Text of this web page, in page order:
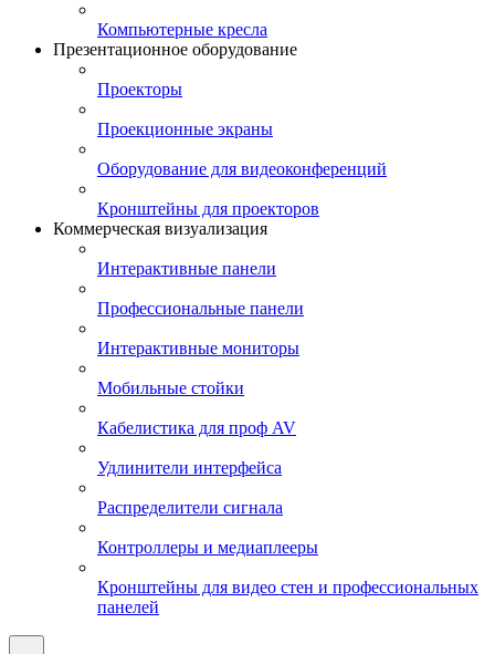
Компьютерные кресла
Презентационное оборудование
Проекторы
Проекционные экраны
Оборудование для видеоконференций
Кронштейны для проекторов
Коммерческая визуализация
Интерактивные панели
Профессиональные панели
Интерактивные мониторы
Мобильные стойки
Кабелистика для проф AV
Удлинители интерфейса
Распределители сигнала
Контроллеры и медиаплееры
Кронштейны для видео стен и профессиональных
панелей